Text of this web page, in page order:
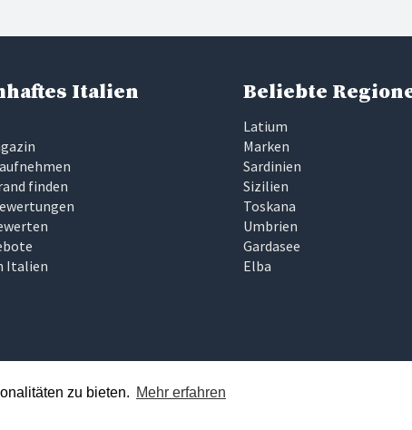
zu bieten. Mehr erfahren
Italien
finden
Italien
Beliebte
Latium
Marken
Sardinien
Sizilien
Toskana
Umbrien
Gardasee
Elba
sein, die zudem noch zeitaufwändig und intransparent